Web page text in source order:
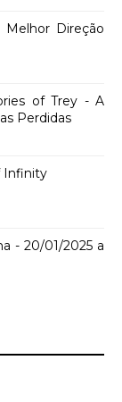
Melhor Direção
of Trey - A
Perdidas
Infinity
- 20/01/2025 a